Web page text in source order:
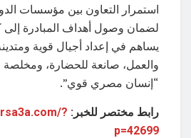
استمرار التعاون بين مؤسسات
لضمان وصول أهداف المبادرة إلى
يساهم في إعداد أجيال قوية
والعمل، صانعة للحضارة،
“إنسان مصري قوي”.
رابط مختصر للخبر: ?
p=42699